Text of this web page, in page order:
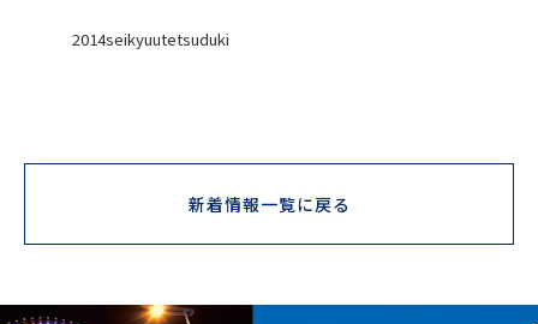
2014seikyuutetsuduki
新着情報一覧に戻る